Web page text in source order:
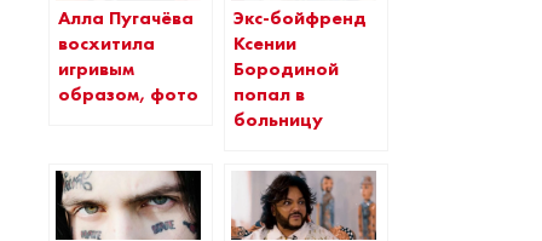
Алла Пугачёва
восхитила
игривым
образом, фото
Экс-бойфренд
Ксении
Бородиной
попал в
больницу